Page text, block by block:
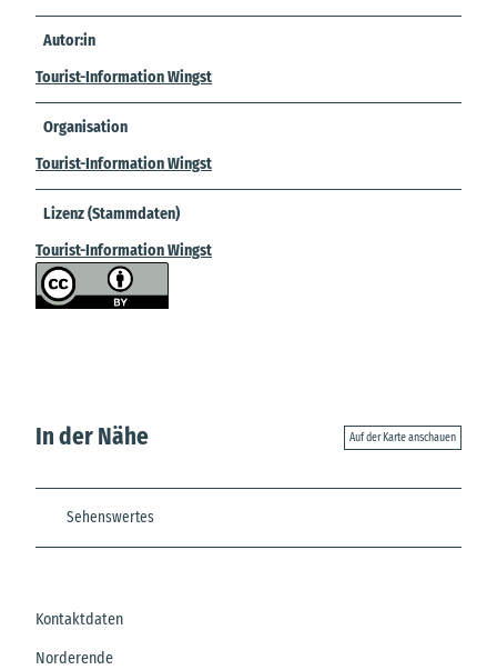
Autor:in
Tourist-Information Wingst
Organisation
Tourist-Information Wingst
Lizenz (Stammdaten)
Tourist-Information Wingst
In der Nähe Auf der Karte anschauen
Sehenswertes
Kontaktdaten
Norderende